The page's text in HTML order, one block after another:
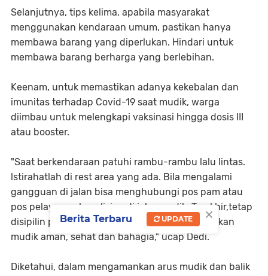
Selanjutnya, tips kelima, apabila masyarakat
menggunakan kendaraan umum, pastikan hanya
membawa barang yang diperlukan. Hindari untuk
membawa barang berharga yang berlebihan.
Keenam, untuk memastikan adanya kekebalan dan
imunitas terhadap Covid-19 saat mudik, warga
diimbau untuk melengkapi vaksinasi hingga dosis III
atau booster.
"Saat berkendaraan patuhi rambu-rambu lalu lintas.
lstirahatlah di rest area yang ada. Bila mengalami
gangguan di jalan bisa menghubungi pos pam atau
pos pelayanan kepolisian di jalur mudik. Terakhir,tetap
disipilin prokes dalam berkegiatan. Mari wujudkan
mudik aman, sehat dan bahagia," ucap Dedi.
Diketahui, dalam mengamankan arus mudik dan balik
×
Berita Terbaru UPDATE